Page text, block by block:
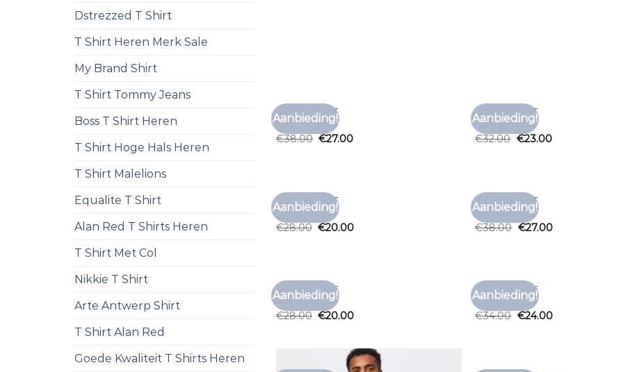
Dstrezzed T Shirt
T Shirt Heren Merk Sale
My Brand Shirt
T Shirt Tommy Jeans
Boss T Shirt Heren
T Shirt Hoge Hals Heren
T Shirt Malelions
Equalite T Shirt
Alan Red T Shirts Heren
T Shirt Met Col
Nikkie T Shirt
Arte Antwerp Shirt
T Shirt Alan Red
Goede Kwaliteit T Shirts Heren
Aanbieding!
FORET T SHIRT
foret t shirt
€38.00 €27.00
Aanbieding!
FORET T SHIRT
foret t shirt
€32.00 €23.00
Aanbieding!
FORET T SHIRT
foret t shirt
€28.00 €20.00
Aanbieding!
FORET T SHIRT
foret t shirt
€38.00 €27.00
Aanbieding!
FORET T SHIRT
foret t shirt
€28.00 €20.00
Aanbieding!
FORET T SHIRT
foret t shirt
€34.00 €24.00